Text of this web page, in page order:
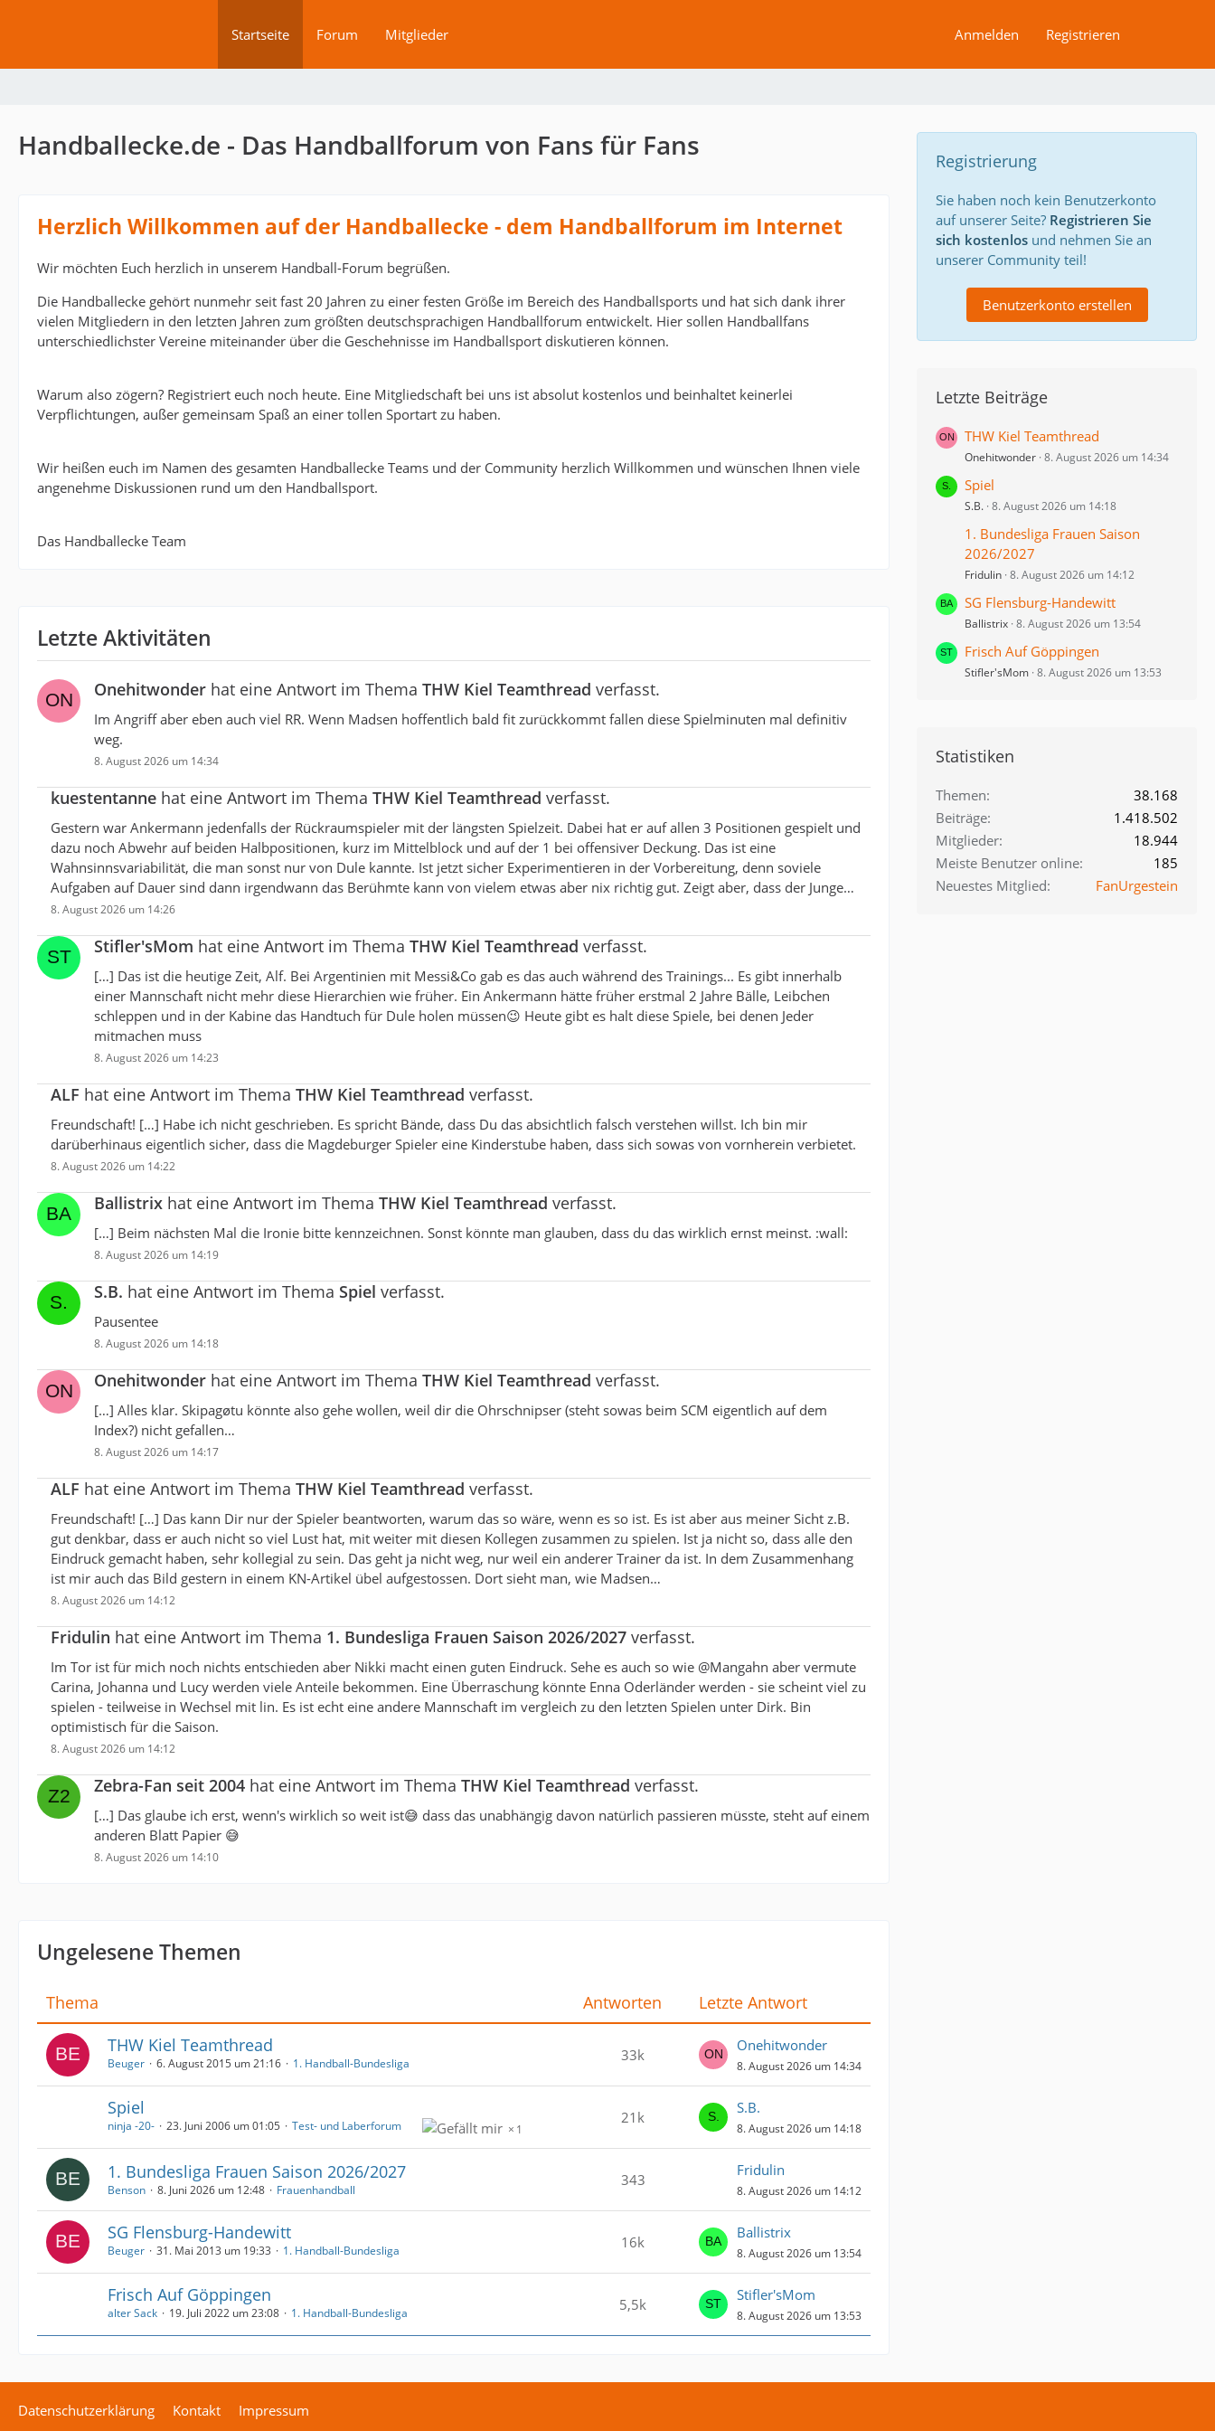
Startseite Forum Mitglieder Anmelden Registrieren
Handballecke.de - Das Handballforum von Fans für Fans
Herzlich Willkommen auf der Handballecke - dem Handballforum im Internet
Wir möchten Euch herzlich in unserem Handball-Forum begrüßen.
Die Handballecke gehört nunmehr seit fast 20 Jahren zu einer festen Größe im Bereich des Handballsports und hat sich dank ihrer
vielen Mitgliedern in den letzten Jahren zum größten deutschsprachigen Handballforum entwickelt. Hier sollen Handballfans
unterschiedlichster Vereine miteinander über die Geschehnisse im Handballsport diskutieren können.
Warum also zögern? Registriert euch noch heute. Eine Mitgliedschaft bei uns ist absolut kostenlos und beinhaltet keinerlei
Verpflichtungen, außer gemeinsam Spaß an einer tollen Sportart zu haben.
Wir heißen euch im Namen des gesamten Handballecke Teams und der Community herzlich Willkommen und wünschen Ihnen viele
angenehme Diskussionen rund um den Handballsport.
Das Handballecke Team
Letzte Aktivitäten
Onehitwonder hat eine Antwort im Thema THW Kiel Teamthread verfasst.
Im Angriff aber eben auch viel RR. Wenn Madsen hoffentlich bald fit zurückkommt fallen diese Spielminuten mal definitiv
weg.
8. August 2026 um 14:34
kuestentanne hat eine Antwort im Thema THW Kiel Teamthread verfasst.
Gestern war Ankermann jedenfalls der Rückraumspieler mit der längsten Spielzeit. Dabei hat er auf allen 3 Positionen gespielt und
dazu noch Abwehr auf beiden Halbpositionen, kurz im Mittelblock und auf der 1 bei offensiver Deckung. Das ist eine
Wahnsinnsvariabilität, die man sonst nur von Dule kannte. Ist jetzt sicher Experimentieren in der Vorbereitung, denn soviele
Aufgaben auf Dauer sind dann irgendwann das Berühmte kann von vielem etwas aber nix richtig gut. Zeigt aber, dass der Junge…
8. August 2026 um 14:26
Stifler'sMom hat eine Antwort im Thema THW Kiel Teamthread verfasst.
[…] Das ist die heutige Zeit, Alf. Bei Argentinien mit Messi&Co gab es das auch während des Trainings... Es gibt innerhalb
einer Mannschaft nicht mehr diese Hierarchien wie früher. Ein Ankermann hätte früher erstmal 2 Jahre Bälle, Leibchen
schleppen und in der Kabine das Handtuch für Dule holen müssen😉 Heute gibt es halt diese Spiele, bei denen Jeder
mitmachen muss
8. August 2026 um 14:23
ALF hat eine Antwort im Thema THW Kiel Teamthread verfasst.
Freundschaft! […] Habe ich nicht geschrieben. Es spricht Bände, dass Du das absichtlich falsch verstehen willst. Ich bin mir
darüberhinaus eigentlich sicher, dass die Magdeburger Spieler eine Kinderstube haben, dass sich sowas von vornherein verbietet.
8. August 2026 um 14:22
Ballistrix hat eine Antwort im Thema THW Kiel Teamthread verfasst.
[…] Beim nächsten Mal die Ironie bitte kennzeichnen. Sonst könnte man glauben, dass du das wirklich ernst meinst. :wall:
8. August 2026 um 14:19
S.B. hat eine Antwort im Thema Spiel verfasst.
Pausentee
8. August 2026 um 14:18
Onehitwonder hat eine Antwort im Thema THW Kiel Teamthread verfasst.
[…] Alles klar. Skipagøtu könnte also gehe wollen, weil dir die Ohrschnipser (steht sowas beim SCM eigentlich auf dem
Index?) nicht gefallen…
8. August 2026 um 14:17
ALF hat eine Antwort im Thema THW Kiel Teamthread verfasst.
Freundschaft! […] Das kann Dir nur der Spieler beantworten, warum das so wäre, wenn es so ist. Es ist aber aus meiner Sicht z.B.
gut denkbar, dass er auch nicht so viel Lust hat, mit weiter mit diesen Kollegen zusammen zu spielen. Ist ja nicht so, dass alle den
Eindruck gemacht haben, sehr kollegial zu sein. Das geht ja nicht weg, nur weil ein anderer Trainer da ist. In dem Zusammenhang
ist mir auch das Bild gestern in einem KN-Artikel übel aufgestossen. Dort sieht man, wie Madsen…
8. August 2026 um 14:12
Fridulin hat eine Antwort im Thema 1. Bundesliga Frauen Saison 2026/2027 verfasst.
Im Tor ist für mich noch nichts entschieden aber Nikki macht einen guten Eindruck. Sehe es auch so wie @Mangahn aber vermute
Carina, Johanna und Lucy werden viele Anteile bekommen. Eine Überraschung könnte Enna Oderländer werden - sie scheint viel zu
spielen - teilweise in Wechsel mit lin. Es ist echt eine andere Mannschaft im vergleich zu den letzten Spielen unter Dirk. Bin
optimistisch für die Saison.
8. August 2026 um 14:12
Zebra-Fan seit 2004 hat eine Antwort im Thema THW Kiel Teamthread verfasst.
[…] Das glaube ich erst, wenn's wirklich so weit ist😅 dass das unabhängig davon natürlich passieren müsste, steht auf einem
anderen Blatt Papier 😅
8. August 2026 um 14:10
Ungelesene Themen
Thema Antworten
Letzte Antwort
THW Kiel Teamthread
Beuger 6. August 2015 um 21:16 1. Handball-Bundesliga 33k
Onehitwonder
8. August 2026 um 14:34
Spiel
1
ninja -20- 23. Juni 2006 um 01:05 Test- und Laberforum 21k
S.B.
8. August 2026 um 14:18
1. Bundesliga Frauen Saison 2026/2027
Benson 8. Juni 2026 um 12:48 Frauenhandball
343
Fridulin
8. August 2026 um 14:12
SG Flensburg-Handewitt
Beuger 31. Mai 2013 um 19:33 1. Handball-Bundesliga 16k
Ballistrix
8. August 2026 um 13:54
Frisch Auf Göppingen
alter Sack 19. Juli 2022 um 23:08 1. Handball-Bundesliga 5,5k
Stifler'sMom
8. August 2026 um 13:53
Registrierung
Sie haben noch kein Benutzerkonto
auf unserer Seite? Registrieren Sie
sich kostenlos und nehmen Sie an
unserer Community teil!
Benutzerkonto erstellen
Letzte Beiträge
THW Kiel Teamthread
Onehitwonder 8. August 2026 um 14:34
Spiel
S.B. 8. August 2026 um 14:18
1. Bundesliga Frauen Saison
2026/2027
Fridulin 8. August 2026 um 14:12
SG Flensburg-Handewitt
Ballistrix 8. August 2026 um 13:54
Frisch Auf Göppingen
Stifler'sMom 8. August 2026 um 13:53
Statistiken
Themen
38.168
Beiträge
1.418.502
Mitglieder
18.944
Meiste Benutzer online
185
Neuestes Mitglied
FanUrgestein
Datenschutzerklärung Kontakt Impressum